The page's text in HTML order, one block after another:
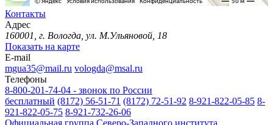
Контакты
Адрес
160001, г. Вологда, ул. М.Ульяновой, 18
Показать на карте
E-mail
mgua35@mail.ru vologda@msal.ru
Телефоны
8-800-201-74-04 - звонок по России
бесплатный (8172) 56-51-71 (8172) 72-51-92 8-921-822-05-85 8-
921-822-05-75 8-921-732-26-06
Официальная группа Северо-Западного института